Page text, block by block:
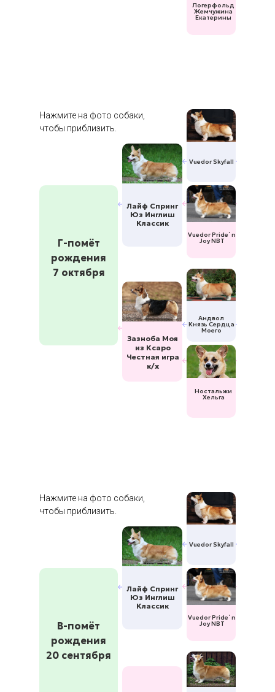
Логерфольд
Жемчужина
Екатерины
Лайф Спринг
Юз Инглиш
Классик
Зазноба Моя
из Ксаро
Честная игра
к/х
Ностальжи
Хельга
Андвол
Князь Сердца
Моего
Vuedor Pride`n
Joy NBT
Vuedor Skyfall
Г-помёт
рождения
7 октября
Нажмите на фото собаки,
чтобы приблизить.
Лайф Спринг
Юз Инглиш
Классик
Vuedor Pride`n
Joy NBT
Vuedor Skyfall
В-помёт
рождения
20 сентября
Нажмите на фото собаки,
чтобы приблизить.